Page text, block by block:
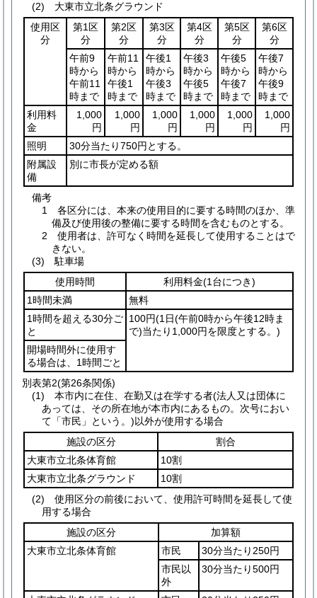
(2) 大東市立北条グラウンド
使用区
分
第1区
分
第2区
分
第3区
分
第4区
分
第5区
分
第6区
分
午前9
時から
午前11
時まで
午前11
時から
午後1
時まで
午後1
時から
午後3
時まで
午後3
時から
午後5
時まで
午後5
時から
午後7
時まで
午後7
時から
午後9
時まで
利用料
金
1,000
円
1,000
円
1,000
円
1,000
円
1,000
円
1,000
円
照明
30分当たり750円とする。
附属設
備
別に市長が定める額
備考
1 各区分には、本来の使用目的に要する時間のほか、準
備及び使用後の整備に要する時間を含むものとする。
2 使用者は、許可なく時間を延長して使用することはで
きない。
(3) 駐車場
使用時間
利用料金(1台につき)
1時間未満
無料
1時間を超える30分ご
と
100円(1日(午前0時から午後12時ま
で)当たり1,000円を限度とする。)
開場時間外に使用す
る場合は、1時間ごと
別表第2(第26条関係)
(1) 本市内に在住、在勤又は在学する者(法人又は団体に
あっては、その所在地が本市内にあるもの。次号におい
て「市民」という。)以外が使用する場合
施設の区分
割合
大東市立北条体育館
10割
大東市立北条グラウンド
10割
(2) 使用区分の前後において、使用許可時間を延長して使
用する場合
施設の区分
加算額
大東市立北条体育館
市民
30分当たり250円
市民以
外
30分当たり500円